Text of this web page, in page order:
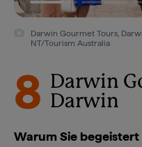
Darwin Gourmet Tours,
NT/Tourism Australia
8
Darwin
Darwin
Warum Sie